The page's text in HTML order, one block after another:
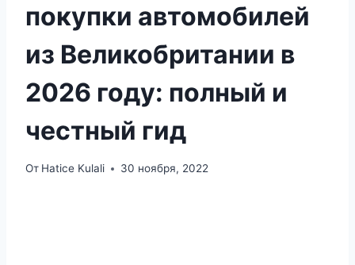
покупки автомобилей
из Великобритании в
2026 году: полный и
честный гид
От Hatice Kulali 30 ноября, 2022